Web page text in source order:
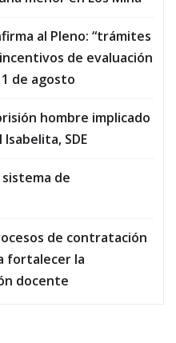
al Pleno: “trámites
de evaluación
de agosto
hombre implicado
SDE
de
de contratación
fortalecer la
docente